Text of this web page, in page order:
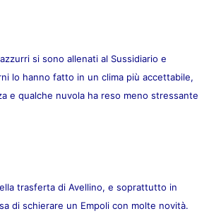
si sono allenati al Sussidiario e
lo hanno fatto in un clima più accettabile,
e qualche nuvola ha reso meno stressante
trasferta di Avellino, e soprattutto in
di schierare un Empoli con molte novità.